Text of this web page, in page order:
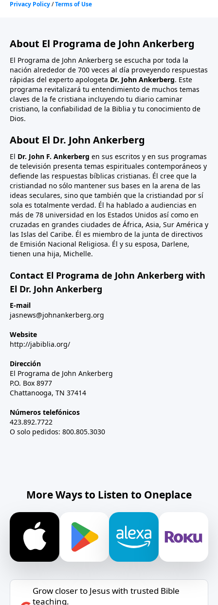
About El Programa de John Ankerberg
El Programa de John Ankerberg se escucha por toda la
nación alrededor de 700 veces al día proveyendo respuestas
rápidas del experto apologeta Dr. John Ankerberg. Este
programa revitalizará tu entendimiento de muchos temas
claves de la fe cristiana incluyendo tu diario caminar
cristiano, la confiabilidad de la Biblia y tu conocimiento de
Dios.
About El Dr. John Ankerberg
El Dr. John F. Ankerberg en sus escritos y en sus programas
de televisión presenta temas espirituales contemporáneos y
defiende las respuestas bíblicas cristianas. Él cree que la
cristiandad no sólo mantener sus bases en la arena de las
ideas seculares, sino que también que la cristiandad por sí
sola es totalmente verdad. Él ha hablado a audiencias en
más de 78 universidad en los Estados Unidos así como en
cruzadas en grandes ciudades de África, Asia, Sur América y
las Islas del Caribe. Él es miembro de la junta de directivos
de Emisión Nacional Religiosa. Él y su esposa, Darlene,
tienen una hija, Michelle.
Contact El Programa de John Ankerberg with
El Dr. John Ankerberg
E-mail
jasnews@johnankerberg.org
Website
http://jabiblia.org/
Dirección
El Programa de John Ankerberg
P.O. Box 8977
Chattanooga, TN 37414
Números telefónicos
423.892.7722
O solo pedidos: 800.805.3030
More Ways to Listen to Oneplace
Grow closer to Jesus with trusted Bible
teaching.